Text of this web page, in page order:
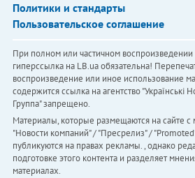
Политики и стандарты
Пользовательское соглашение
При полном или частичном
гиперссылка на LB.ua обязательна!
воспроизведение или иное использование
содержится ссылка на агентство "Українськi
Группа" запрещено.
Материалы, которые размещаются на сайте с
"Новости компаний" / "Пресрелиз" /
публикуются на правах рекламы. , однако
подготовке этого контента и разделяет
материалах.